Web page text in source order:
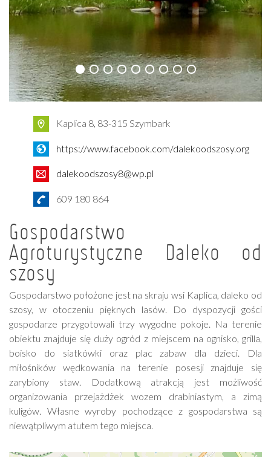
Kaplica 8, 83-315 Szymbark
https://www.facebook.com/dalekoodszosy.org
dalekoodszosy8@wp.pl
609 180 864
Gospodarstwo
Agroturystyczne Daleko od
szosy
Gospodarstwo położone jest na skraju wsi Kaplica, daleko od
szosy, w otoczeniu pięknych lasów. Do dyspozycji gości
gospodarze przygotowali trzy wygodne pokoje. Na terenie
obiektu znajduje się duży ogród z miejscem na ognisko, grilla,
boisko do siatkówki oraz plac zabaw dla dzieci. Dla
miłośników wędkowania na terenie posesji znajduje się
zarybiony staw. Dodatkową atrakcją jest możliwość
organizowania przejażdżek wozem drabiniastym, a zimą
kuligów. Własne wyroby pochodzące z gospodarstwa są
niewątpliwym atutem tego miejsca.